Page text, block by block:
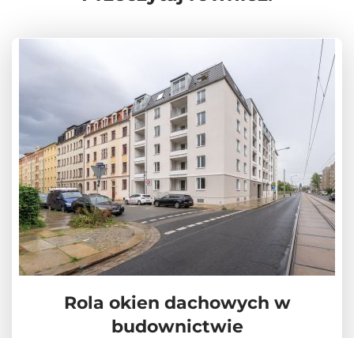
Rola okien dachowych w
budownictwie